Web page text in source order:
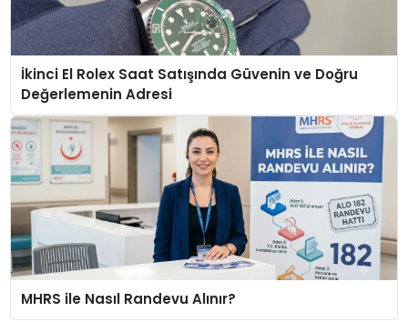
İkinci El Rolex Saat Satışında Güvenin ve Doğru
Değerlemenin Adresi
MHRS ile Nasıl Randevu Alınır?